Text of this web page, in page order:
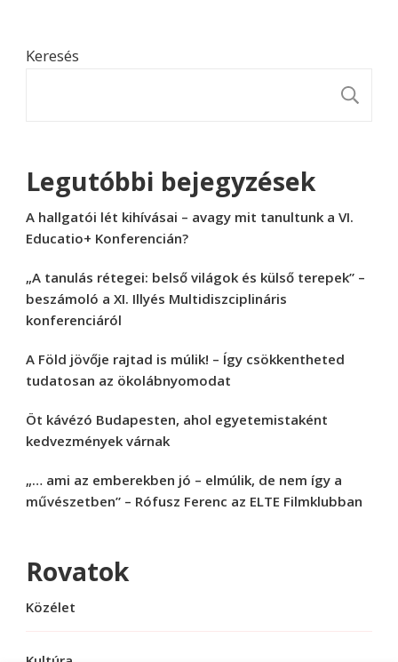
Keresés
Legutóbbi bejegyzések
A hallgatói lét kihívásai – avagy mit tanultunk a VI.
Educatio+ Konferencián?
„A tanulás rétegei: belső világok és külső terepek” –
beszámoló a XI. Illyés Multidiszciplináris
konferenciáról
A Föld jövője rajtad is múlik! – Így csökkentheted
tudatosan az ökolábnyomodat
Öt kávézó Budapesten, ahol egyetemistaként
kedvezmények várnak
„… ami az emberekben jó – elmúlik, de nem így a
művészetben” – Rófusz Ferenc az ELTE Filmklubban
Rovatok
Közélet